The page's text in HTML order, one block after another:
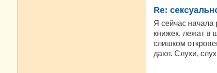
Re:
Я сейчас начала
книжек, лежат в
слишком
дают. Слухи,